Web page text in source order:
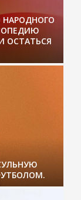
НАРОДНОГО
ОСТАТЬСЯ